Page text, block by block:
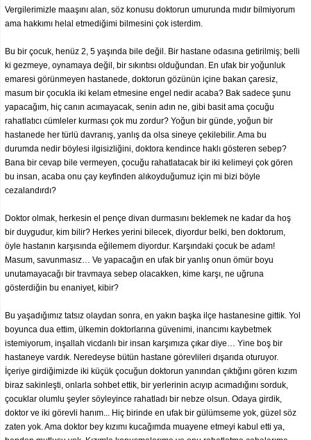
Vergilerimizle maaşını alan, söz konusu doktorun umurunda mıdır bilmiyorum
ama hakkımı helal etmediğimi bilmesini çok isterdim.
Bu bir çocuk, henüz 2, 5 yaşında bile değil. Bir hastane odasına getirilmiş; belli
ki gezmeye, oynamaya değil, bir sıkıntısı olduğundan. En ufak bir yoğunluk
emaresi görünmeyen hastanede, doktorun gözünün içine bakan çaresiz,
masum bir çocukla iki kelam etmesine engel nedir acaba? Bak sadece şunu
yapacağım, hiç canın acımayacak, senin adın ne, gibi basit ama çocuğu
rahatlatıcı cümleler kurması çok mu zordur? Yoğun bir günde, yoğun bir
hastanede her türlü davranış, yanlış da olsa sineye çekilebilir. Ama bu
durumda nedir böylesi ilgisizliğini, doktora kendince haklı gösteren sebep?
Bana bir cevap bile vermeyen, çocuğu rahatlatacak bir iki kelimeyi çok gören
bu insan, acaba onu çay keyfinden alıkoyduğumuz için mi bizi böyle
cezalandırdı?
Doktor olmak, herkesin el pençe divan durmasını beklemek ne kadar da hoş
bir duygudur, kim bilir? Herkes yerini bilecek, diyordur belki, ben doktorum,
öyle hastanın karşısında eğilemem diyordur. Karşındaki çocuk be adam!
Masum, savunmasız… Ve yapacağın en ufak bir yanlış onun ömür boyu
unutamayacağı bir travmaya sebep olacakken, kime karşı, ne uğruna
gösterdiğin bu enaniyet, kibir?
Bu yaşadığımız tatsız olaydan sonra, en yakın başka ilçe hastanesine gittik. Yol
boyunca dua ettim, ülkemin doktorlarına güvenimi, inancımı kaybetmek
istemiyorum, inşallah vicdanlı bir insan karşımıza çıkar diye… Yine boş bir
hastaneye vardık. Neredeyse bütün hastane görevlileri dışarıda oturuyor.
İçeriye girdiğimizde iki küçük çocuğun doktorun yanından çıktığını gören kızım
biraz sakinleşti, onlarla sohbet ettik, bir yerlerinin acıyıp acımadığını sorduk,
çocuklar olumlu şeyler söyleyince rahatladı bir nebze olsun. Odaya girdik,
doktor ve iki görevli hanım... Hiç birinde en ufak bir gülümseme yok, güzel söz
zaten yok. Ama doktor bey kızımı kucağımda muayene etmeyi kabul etti ya,